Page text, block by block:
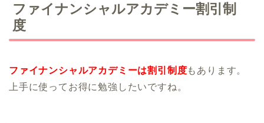
ファイナンシャルアカデミー割引制
度
ファイナンシャルアカデミーは割引制度もあります。
上手に使ってお得に勉強したいですね。